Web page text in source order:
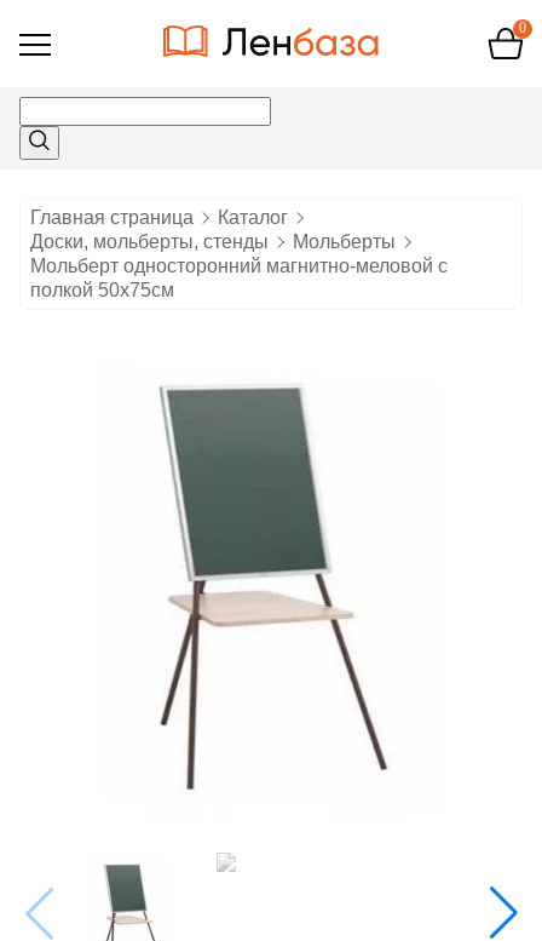
Открыть
0
Главная страница
Каталог
Доски, мольберты, стенды
Мольберты
Мольберт односторонний магнитно-меловой с
полкой 50х75см